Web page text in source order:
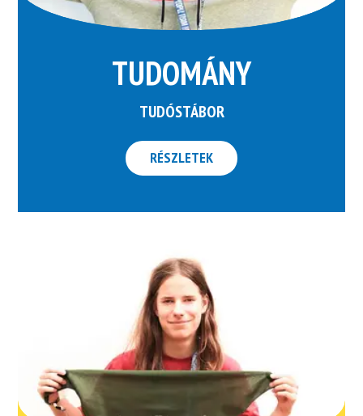
TUDOMÁNY
TUDÓSTÁBOR
RÉSZLETEK